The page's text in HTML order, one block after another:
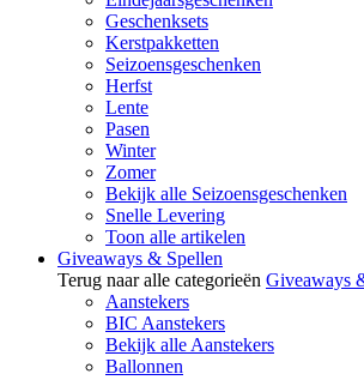
Geschenksets
Kerstpakketten
Seizoensgeschenken
Herfst
Lente
Pasen
Winter
Zomer
Bekijk alle Seizoensgeschenken
Snelle Levering
Toon alle artikelen
Giveaways & Spellen
Terug naar alle categorieën Giveaways
Aanstekers
BIC Aanstekers
Bekijk alle Aanstekers
Ballonnen